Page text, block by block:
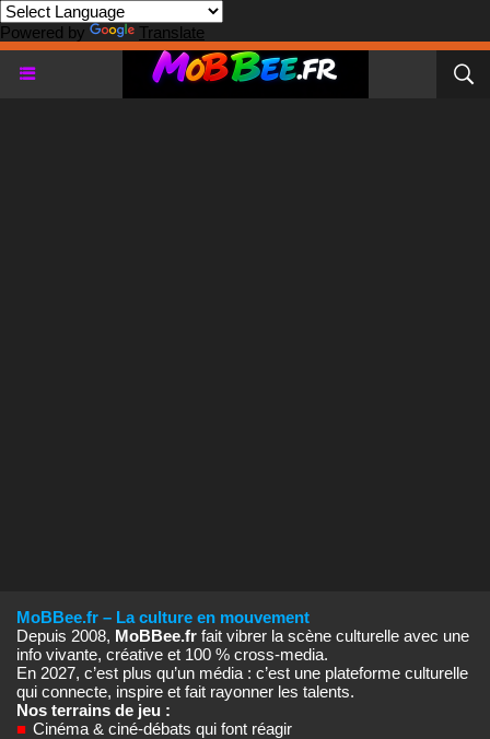
Powered by Translate
MoBBee.fr – La culture en mouvement
Depuis 2008, MoBBee.fr fait vibrer la scène culturelle avec une
info vivante, créative et 100 % cross‑media.
En 2027, c’est plus qu’un média : c’est une plateforme culturelle
qui connecte, inspire et fait rayonner les talents.
Nos terrains de jeu :
■ Cinéma & ciné‑débats qui font réagir